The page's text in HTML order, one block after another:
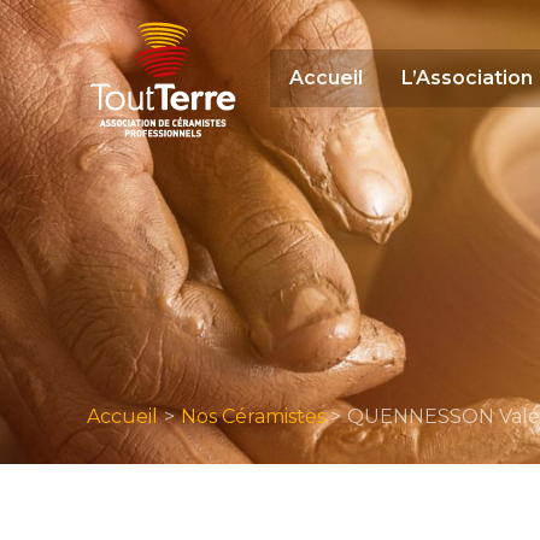
Aller
au
contenu
Accueil L’Association
Accueil Nos Céramistes QUENNESSON